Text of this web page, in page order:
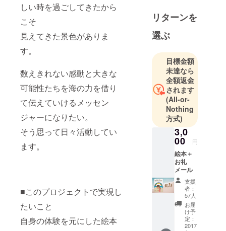
しい時を過ごしてきたから
こそ
見えてきた景色がありま
す。
数えきれない感動と大きな
可能性たちを海の力を借り
て伝えていけるメッセン
ジャーになりたい。
そう思って日々活動してい
ます。
■このプロジェクトで実現し
たいこと
自身の体験を元にした絵本
ダーとな
り、世界の
試合を回り
世界ランキ
ング13位と
なる。
・35歳の時
に引退し、
今現在イン
ストラク
ター・講
師、両親の
蕎麦屋「千
登世庵」
の3代目と
して修行
・聴覚障が
いを持つ女
リターンを
選ぶ
目標金額
未達なら
全額返金
されます
(All-or-
Nothing
方式)
3,0
00 円
絵本＋
お礼
メール
支援
者：
57人
お届
け予
定：
2017